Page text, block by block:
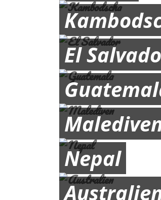
El
Nepal